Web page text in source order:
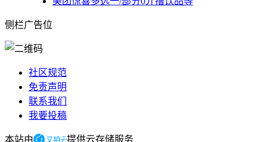
侧栏广告位
社区规范
免责声明
联系我们
我要投稿
本站由 提供云存储服务